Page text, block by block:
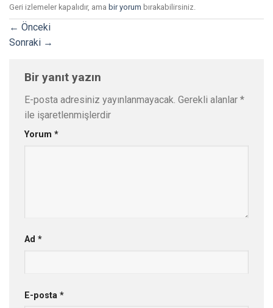
Geri izlemeler kapalıdır, ama bir yorum bırakabilirsiniz.
← Önceki
Sonraki →
Bir yanıt yazın
E-posta adresiniz yayınlanmayacak. Gerekli alanlar *
ile işaretlenmişlerdir
Yorum *
Ad *
E-posta *